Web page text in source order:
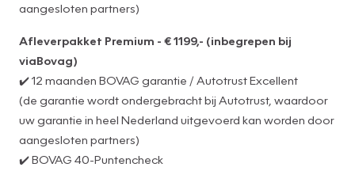
aangesloten partners)
Afleverpakket Premium - € 1199,- (inbegrepen bij
viaBovag)
✔️ 12 maanden BOVAG garantie / Autotrust Excellent
(de garantie wordt ondergebracht bij Autotrust, waardoor
uw garantie in heel Nederland uitgevoerd kan worden door
aangesloten partners)
✔️ BOVAG 40-Puntencheck